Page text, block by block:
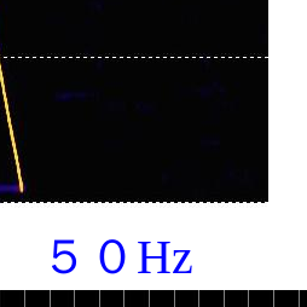
５０Hz